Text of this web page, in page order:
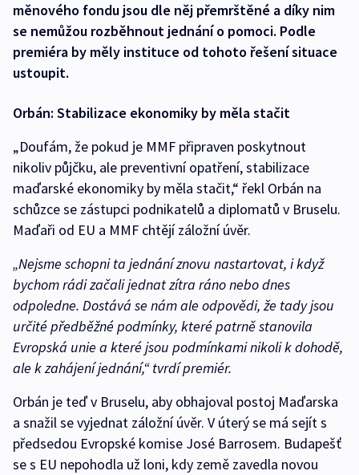
měnového fondu jsou dle něj přemrštěné a díky nim
se nemůžou rozběhnout jednání o pomoci. Podle
premiéra by měly instituce od tohoto řešení situace
ustoupit.
Orbán: Stabilizace ekonomiky by měla stačit
„Doufám, že pokud je MMF připraven poskytnout
nikoliv půjčku, ale preventivní opatření, stabilizace
maďarské ekonomiky by měla stačit,“ řekl Orbán na
schůzce se zástupci podnikatelů a diplomatů v Bruselu.
Maďaři od EU a MMF chtějí záložní úvěr.
„Nejsme schopni ta jednání znovu nastartovat, i když
bychom rádi začali jednat zítra ráno nebo dnes
odpoledne. Dostává se nám ale odpovědi, že tady jsou
určité předběžné podmínky, které patrně stanovila
Evropská unie a které jsou podmínkami nikoli k dohodě,
ale k zahájení jednání,“ tvrdí premiér.
Orbán je teď v Bruselu, aby obhajoval postoj Maďarska
a snažil se vyjednat záložní úvěr. V úterý se má sejít s
předsedou Evropské komise José Barrosem. Budapešť
se s EU nepohodla už loni, kdy země zavedla novou